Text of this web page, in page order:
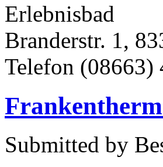
Erlebnisbad
Branderstr. 1,
Telefon (08663)
Submitted by